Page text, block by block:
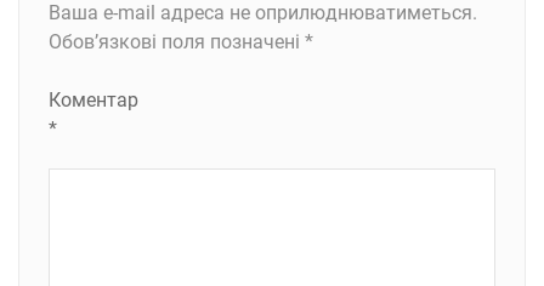
Ваша e-mail адреса не оприлюднюватиметься.
Обов’язкові поля позначені *
Коментар
*